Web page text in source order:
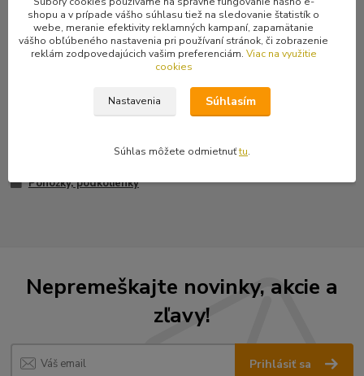
Kompletné špecifikácie
Originálne podkolienky Rock Daddy. Materiál: 80% bavlna 20%
spandex. Dĺžka: 42 cm. Posledné dva páry.
Tovar zaradený v kategóriách
Ponožky, podkolienky
Nepremeškajte novinky, akcie a
zľavy!
Prihlásiť sa
shopu a v prípade vášho súhlasu tiež na sledovanie štatistík o
webe, meranie efektivity reklamných kampaní, zapamätanie
vášho obľúbeného nastavenia pri používaní stránok, či zobrazenie
reklám zodpovedajúcich vašim preferenciám. Viac na využitie
cookies
Nastavenia Súhlasím
Súhlas môžete odmietnuťtu.